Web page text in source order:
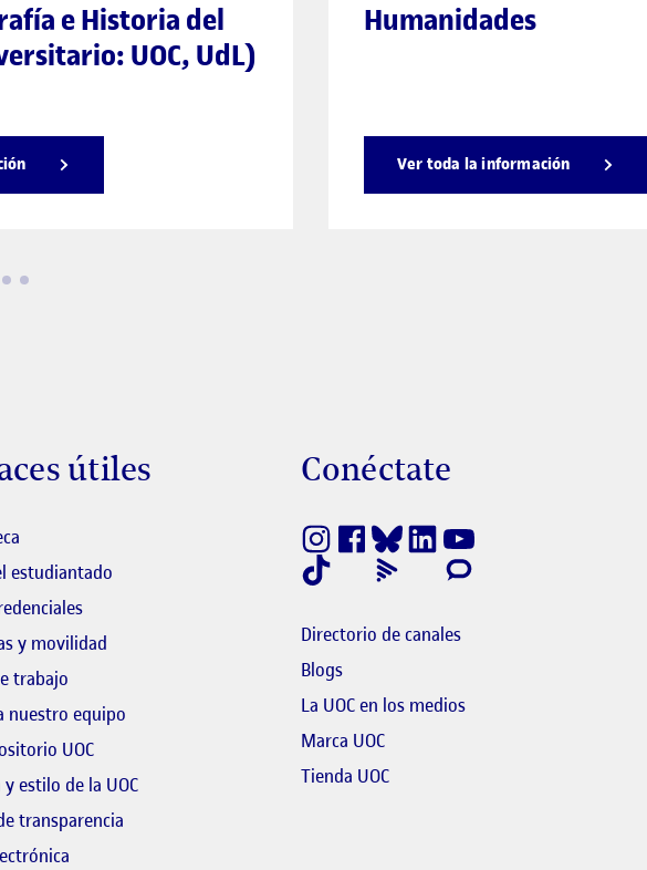
e Historia del
UOC, UdL)
Humanidades
Ver toda la información
útiles
estudiantado El link s'obre en finestra nova
y movilidad
trabajo
nuestro equipo El link s'obre en finestra nova
UOCEl link s'obre en finestra nova
y estilo de la UOCEl link s'obre en finestra nova
transparencia
Conéctate
Directorio de canales
Blogs
La UOC en los mediosEl link s'obre en
Marca UOC
Tienda UOCEl link s'obre en finestra nova